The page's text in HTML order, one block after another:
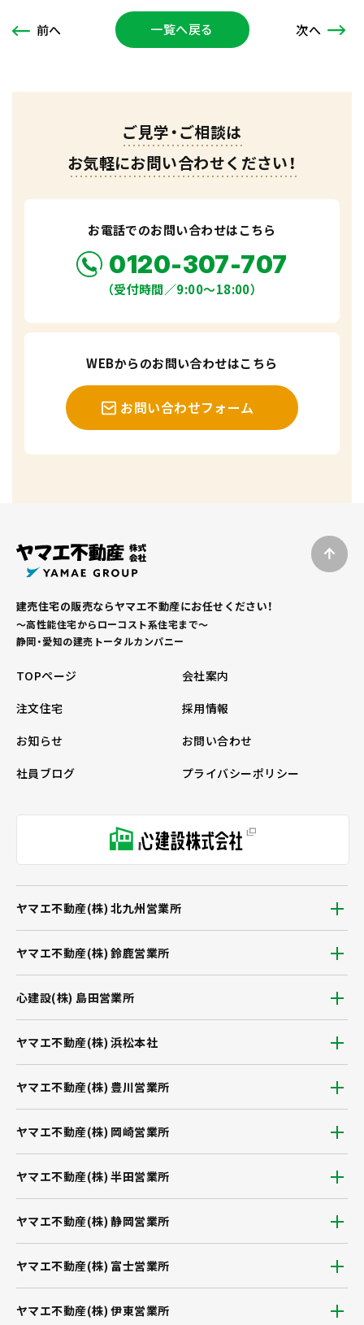
前へ 一覧へ戻る 次へ
ご見学・ご相談は
お気軽にお問い合わせください！
お電話でのお問い合わせはこちら
0120-307-707
（受付時間／9:00〜18:00）
WEBからのお問い合わせはこちら
お問い合わせフォーム
建売住宅の販売ならヤマエ不動産にお任せください！
～高性能住宅からローコスト系住宅まで～
静岡・愛知の建売トータルカンパニー
TOPページ
会社案内
注文住宅
採用情報
お知らせ
お問い合わせ
社員ブログ
プライバシーポリシー
ヤマエ不動産(株) 浜松本社
ヤマエ不動産(株) 静岡営業所
ヤマエ不動産(株) 豊川営業所
ヤマエ不動産(株) 富士営業所
ヤマエ不動産(株) 岡崎営業所
ヤマエ不動産(株) 伊東営業所
ヤマエ不動産(株) 半田営業所
ヤマエ不動産(株) 北九州営業所
ヤマエ不動産(株) 鈴鹿営業所
心建設(株) 島田営業所